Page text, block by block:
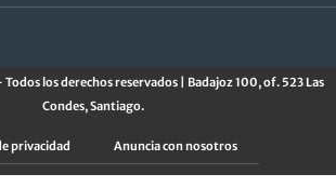
los derechos reservados | Badajoz 100, of. 523 Las
Condes, Santiago.
privacidad Anuncia con nosotros